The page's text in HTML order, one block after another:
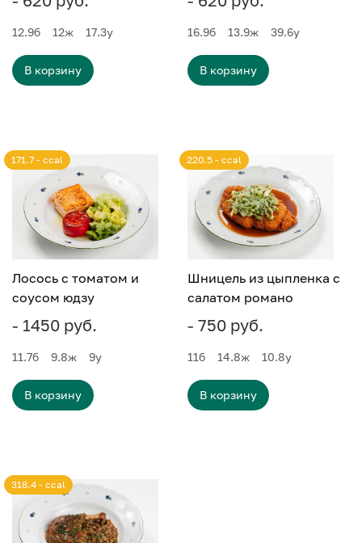
12.9б 12ж 17.3у
В корзину
16.9б 13.9ж 39.6у
В корзину
Лосось с томатом и
соусом юдзу
- 1450 руб.
171.7 - ccal
11.7б 9.8ж 9у
В корзину
Шницель из цыпленка с
салатом романо
- 750 руб.
220.5 - ccal
11б 14.8ж 10.8у
В корзину
318.4 - ccal